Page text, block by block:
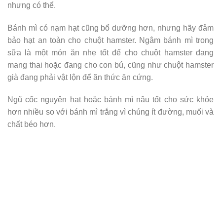
nhưng có thể.
Bánh mì có nạm hạt cũng bổ dưỡng hơn, nhưng hãy đảm
bảo hạt an toàn cho chuột hamster. Ngâm bánh mì trong
sữa là một món ăn nhẹ tốt để cho chuột hamster đang
mang thai hoặc đang cho con bú, cũng như chuột hamster
già đang phải vật lộn để ăn thức ăn cứng.
Ngũ cốc nguyên hạt hoặc bánh mì nâu tốt cho sức khỏe
hơn nhiều so với bánh mì trắng vì chúng ít đường, muối và
chất béo hơn.